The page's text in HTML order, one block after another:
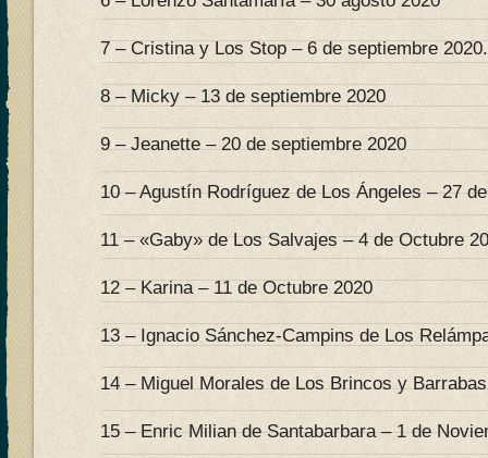
7 – Cristina y Los Stop – 6 de septiembre 2020.
8 – Micky – 13 de septiembre 2020
9 – Jeanette – 20 de septiembre 2020
10 – Agustín Rodríguez de Los Ángeles – 27
11 – «Gaby» de Los Salvajes – 4 de Octubre
12 – Karina – 11 de Octubre 2020
13 – Ignacio Sánchez-Campins de Los
14 – Miguel Morales de Los Brincos y
15 – Enric Milian de Santabarbara – 1 de